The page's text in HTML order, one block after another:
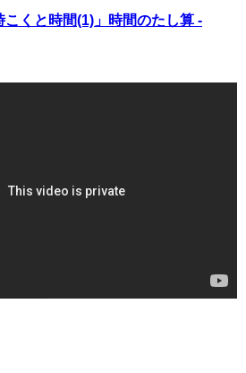
こくと時間(1)」時間のたし算 -